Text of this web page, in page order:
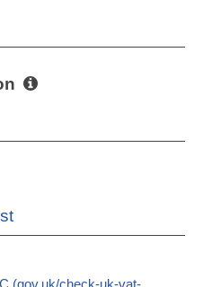
(gov.uk/check-uk-vat-